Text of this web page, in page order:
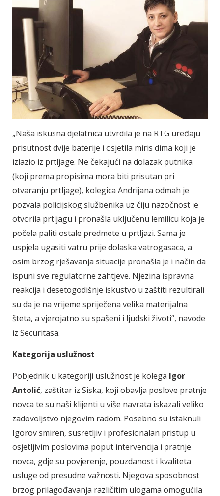
„Naša iskusna djelatnica utvrdila je na RTG uređaju
prisutnost dvije baterije i osjetila miris dima koji je
izlazio iz prtljage. Ne čekajući na dolazak putnika
(koji prema propisima mora biti prisutan pri
otvaranju prtljage), kolegica Andrijana odmah je
pozvala policijskog službenika uz čiju nazočnost je
otvorila prtljagu i pronašla uključenu lemilicu koja je
počela paliti ostale predmete u prtljazi. Sama je
uspjela ugasiti vatru prije dolaska vatrogasaca, a
osim brzog rješavanja situacije pronašla je i način da
ispuni sve regulatorne zahtjeve. Njezina ispravna
reakcija i desetogodišnje iskustvo u zaštiti rezultirali
su da je na vrijeme spriječena velika materijalna
šteta, a vjerojatno su spašeni i ljudski životi“, navode
iz Securitasa.
Kategorija uslužnost
Pobjednik u kategoriji uslužnost je kolega Igor
Antolić, zaštitar iz Siska, koji obavlja poslove pratnje
novca te su naši klijenti u više navrata iskazali veliko
zadovoljstvo njegovim radom. Posebno su istaknuli
Igorov smiren, susretljiv i profesionalan pristup u
osjetljivim poslovima poput intervencija i pratnje
novca, gdje su povjerenje, pouzdanost i kvaliteta
usluge od presudne važnosti. Njegova sposobnost
brzog prilagođavanja različitim ulogama omogućila